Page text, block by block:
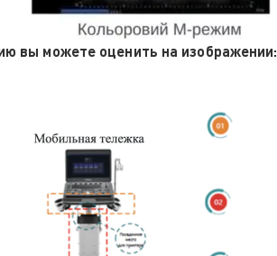
вы можете оценить на изображении: